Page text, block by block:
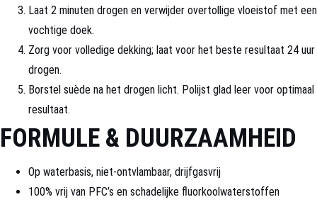
Laat 2 minuten drogen en verwijder overtollige vloeistof met een
vochtige doek.
Zorg voor volledige dekking; laat voor het beste resultaat 24 uur
drogen.
Borstel suède na het drogen licht. Polijst glad leer voor optimaal
resultaat.
FORMULE & DUURZAAMHEID
Op waterbasis, niet-ontvlambaar, drijfgasvrij
100% vrij van PFC’s en schadelijke fluorkoolwaterstoffen